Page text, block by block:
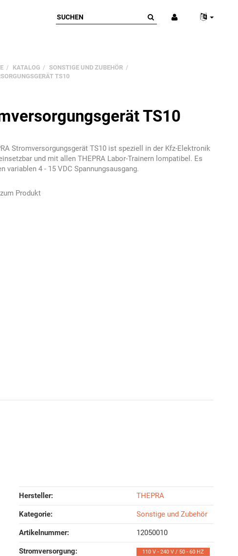
KATALOG
SONSTIGE UND ZUBEHÖR
TS10
TS10
Stromversorgungsgerät TS10 ist speziell in der Kfz-Elektronik
und mit allen THEPRA Labor-Trainern lompatibel. Es
variablen 4 - 15 VDC Spannungsausgang.
Produkt
Hersteller: THEPRA
Kategorie: Sonstige und Zubehör
Artikelnummer: 12050010
Stromversorgung‍: 110 V - 240 V / 50 - 60 HZ